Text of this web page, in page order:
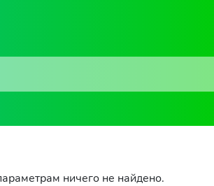
ничего не найдено.